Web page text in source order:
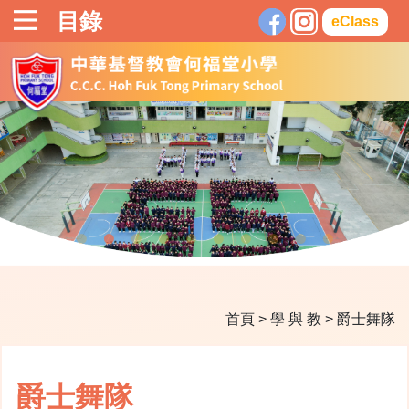
目錄 eClass
首頁 > 學 與 教 > 爵士舞隊
爵士舞隊